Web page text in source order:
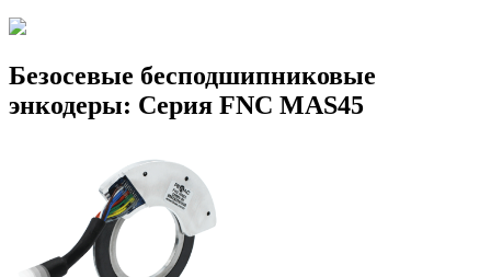
Безосевые бесподшипниковые
энкодеры: Серия FNC MAS45